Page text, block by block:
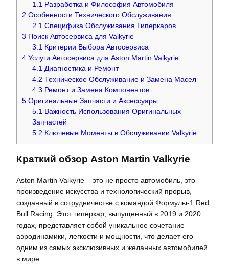
1.1 Разработка и Философия Автомобиля
2 Особенности Технического Обслуживания
2.1 Специфика Обслуживания Гиперкаров
3 Поиск Автосервиса для Valkyrie
3.1 Критерии Выбора Автосервиса
4 Услуги Автосервиса для Aston Martin Valkyrie
4.1 Диагностика и Ремонт
4.2 Техническое Обслуживание и Замена Масел
4.3 Ремонт и Замена Компонентов
5 Оригинальные Запчасти и Аксессуары
5.1 Важность Использования Оригинальных
Запчастей
5.2 Ключевые Моменты в Обслуживании Valkyrie
Краткий обзор Aston Martin Valkyrie
Aston Martin Valkyrie – это не просто автомобиль, это
произведение искусства и технологический прорыв,
созданный в сотрудничестве с командой Формулы-1 Red
Bull Racing. Этот гиперкар, выпущенный в 2019 и 2020
годах, представляет собой уникальное сочетание
аэродинамики, легкости и мощности, что делает его
одним из самых эксклюзивных и желанных автомобилей
в мире.